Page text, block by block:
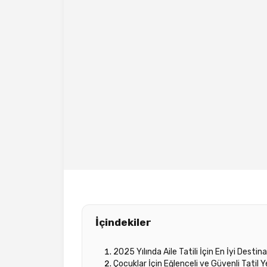
İçindekiler
2025 Yılında Aile Tatili İçin En İyi
Çocuklar İçin Eğlenceli ve Güvenli Tatil